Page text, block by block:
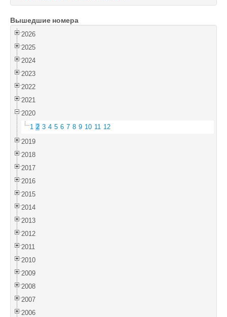
Поиск
Войти
Вышедшие номера
2026
2025
2024
2023
2022
2021
2020
1 2 3 4 5 6 7 8 9 10 11 12
2019
2018
2017
2016
2015
2014
2013
2012
2011
2010
2009
2008
2007
2006